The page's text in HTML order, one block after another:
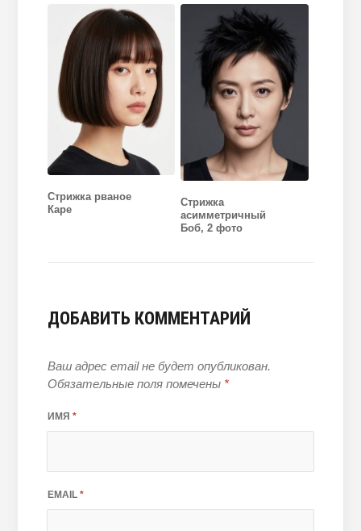
Стрижка рваное
Каре
Стрижка
асимметричный
Боб, 2 фото
ДОБАВИТЬ КОММЕНТАРИЙ
Ваш адрес email не будет опубликован.
Обязательные поля помечены *
ИМЯ *
EMAIL *